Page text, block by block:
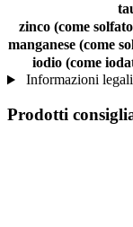
zinco (come
manganese (come
iodio (come
Informazioni legali
Prodotti